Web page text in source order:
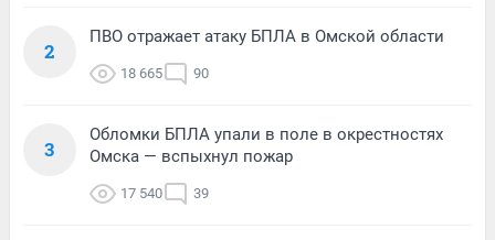
2
ПВО отражает атаку БПЛА в Омской области
18 665 90
3
Обломки БПЛА упали в поле в окрестностях
Омска — вспыхнул пожар
17 540 39